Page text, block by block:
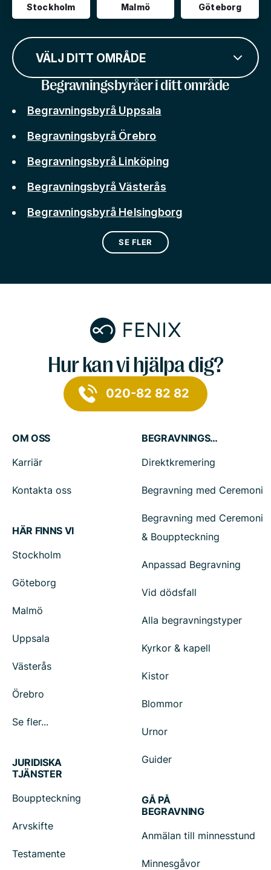
Stockholm Malmö Göteborg
VÄLJ DITT OMRÅDE
Begravningsbyråer i ditt område
Begravningsbyrå Uppsala
Begravningsbyrå Örebro
Begravningsbyrå Linköping
Begravningsbyrå Västerås
Begravningsbyrå Helsingborg
SE FLER
Hur kan vi hjälpa dig?
020-82 82 82
OM OSS
Karriär
Kontakta oss
HÄR FINNS VI
Stockholm
Göteborg
Malmö
Uppsala
Västerås
Örebro
Se fler...
BEGRAVNINGSTJÄNSTER
Direktkremering
Begravning med Ceremoni
Begravning med Ceremoni
& Bouppteckning
Anpassad Begravning
Vid dödsfall
Alla begravningstyper
Kyrkor & kapell
Kistor
Blommor
Urnor
Guider
JURIDISKA
TJÄNSTER
Bouppteckning
Arvskifte
Testamente
GÅ PÅ
BEGRAVNING
Anmälan till minnesstund
Minnesgåvor